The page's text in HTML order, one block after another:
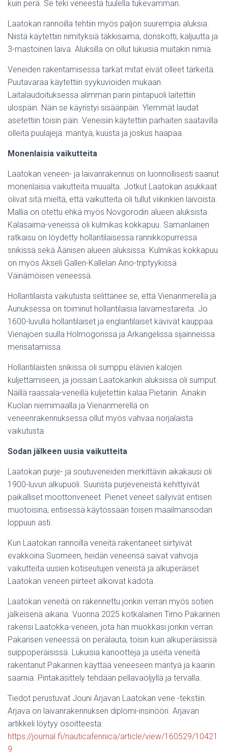
kuin perä. Se teki veneestä tuulella tukevamman.
Laatokan rannoilla tehtiin myös paljon suurempia aluksia.
Niistä käytettiin nimityksiä täkkisaima, donskotti, kaljuutta ja
3-mastoinen laiva. Aluksilla on ollut lukuisia muitakin nimiä.
Veneiden rakentamisessa tarkat mitat eivät olleet tärkeitä.
Puutavaraa käytettiin syykuvioiden mukaan.
Laitalaudoituksessa alimman parin pintapuoli laitettiin
ulospäin. Näin se käyristyi sisäänpäin. Ylemmät laudat
asetettiin toisin päin. Veneisiin käytettiin parhaiten saatavilla
olleita puulajeja: mäntyä, kuusta ja joskus haapaa.
Monenlaisia vaikutteita
Laatokan veneen- ja laivanrakennus on luonnollisesti saanut
monenlaisia vaikutteita muualta. Jotkut Laatokan asukkaat
olivat sitä mieltä, että vaikutteita oli tullut viikinkien laivoista.
Mallia on otettu ehkä myös Novgorodin alueen aluksista.
Kalasaima-veneissä oli kulmikas kokkapuu. Samanlainen
ratkaisu on löydetty hollantilaisessa rannikkopurressa
snikissä sekä Äänisen alueen aluksissa. Kulmikas kokkapuu
on myös Akseli Gallen-Kallelan Aino-triptyykissä
Väinämöisen veneessä.
Hollantilaista vaikutusta selittänee se, että Vienanmerellä ja
Aunuksessa on toiminut hollantilaisia laivamestareita. Jo
1600-luvulla hollantilaiset ja englantilaiset kävivät kauppaa
Vienajoen suulla Holmogorissa ja Arkangelissa sijainneissa
merisatamissa.
Hollantilaisten snikissa oli sumppu elävien kalojen
kuljettamiseen, ja joissain Laatokankin aluksissa oli sumput.
Näillä raassala-veneillä kuljetettiin kalaa Pietariin. Ainakin
Kuolan niemimaalla ja Vienanmerellä on
veneenrakennuksessa ollut myös vahvaa norjalaista
vaikutusta.
Sodan jälkeen uusia vaikutteita
Laatokan purje- ja soutuveneiden merkittävin aikakausi oli
1900-luvun alkupuoli. Suurista purjeveneistä kehittyivät
paikalliset moottoriveneet. Pienet veneet säilyivät entisen
muotoisina, entisessä käytössään toisen maailmansodan
loppuun asti.
Kun Laatokan rannoilla veneitä rakentaneet siirtyivät
evakkoina Suomeen, heidän veneensä saivat vahvoja
vaikutteita uusien kotiseutujen veneistä ja alkuperäiset
Laatokan veneen piirteet alkoivat kadota.
Laatokan veneitä on rakennettu jonkin verran myös sotien
jälkeisenä aikana. Vuonna 2025 kotkalainen Timo Pakarinen
rakensi Laatokka-veneen, jota hän muokkasi jonkin verran.
Pakarisen veneessä on perälauta, toisin kuin alkuperäisissä
suippoperäisissä. Lukuisia kanootteja ja useita veneitä
rakentanut Pakarinen käyttää veneeseen mäntyä ja kaariin
saarnia. Pintakäsittely tehdään pellavaöljyllä ja tervalla.
Tiedot perustuvat Jouni Arjavan Laatokan vene -tekstiin.
Arjava on laivanrakennuksen diplomi-insinööri. Arjavan
artikkeli löytyy osoitteesta:
https://journal.fi/nauticafennica/article/view/160529/10421
9